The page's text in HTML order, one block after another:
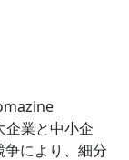
業と中小企
により、細分